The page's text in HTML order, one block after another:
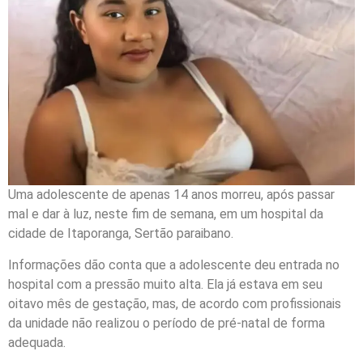
Uma adolescente de apenas 14 anos morreu, após passar
mal e dar à luz, neste fim de semana, em um hospital da
cidade de Itaporanga, Sertão paraibano.
Informações dão conta que a adolescente deu entrada no
hospital com a pressão muito alta. Ela já estava em seu
oitavo mês de gestação, mas, de acordo com profissionais
da unidade não realizou o período de pré-natal de forma
adequada.